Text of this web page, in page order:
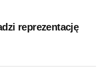
reprezentację